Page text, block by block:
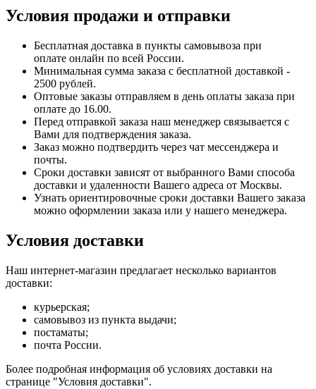
Условия продажи и отправки
Бесплатная доставка в пункты самовывоза при
оплате онлайн по всей России.
Минимальная сумма заказа с бесплатной доставкой -
2500 рублей.
Оптовые заказы отправляем в день оплаты заказа при
оплате до 16.00.
Перед отправкой заказа наш менеджер связывается с
Вами для подтверждения заказа.
Заказ можно подтвердить через чат мессенджера и
почты.
Сроки доставки зависят от выбранного Вами способа
доставки и удаленности Вашего адреса от Москвы.
Узнать ориентировочные сроки доставки Вашего заказа
можно оформлении заказа или у нашего менеджера.
Условия доставки
Наш интернет-магазин предлагает несколько вариантов
доставки:
курьерская;
самовывоз из пункта выдачи;
постаматы;
почта России.
Более подробная информация об условиях доставки на
странице "Условия доставки".